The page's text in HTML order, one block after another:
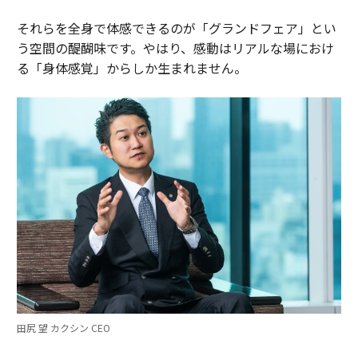
それらを全身で体感できるのが「グランドフェア」とい
う空間の醍醐味です。やはり、感動はリアルな場におけ
る「身体感覚」からしか生まれません。
田尻 望 カクシン CEO